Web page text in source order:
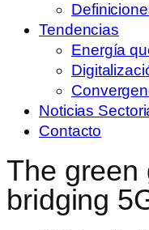
Tendencias
Energía
Noticias
Contacto
The green
bridging